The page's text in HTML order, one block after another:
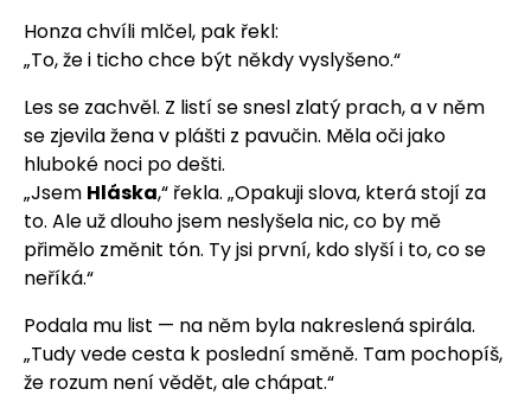
Honza chvíli mlčel, pak řekl:
„To, že i ticho chce být někdy vyslyšeno.“
Les se zachvěl. Z listí se snesl zlatý prach, a v něm
se zjevila žena v plášti z pavučin. Měla oči jako
hluboké noci po dešti.
„Jsem Hláska,“ řekla. „Opakuji slova, která stojí za
to. Ale už dlouho jsem neslyšela nic, co by mě
přimělo změnit tón. Ty jsi první, kdo slyší i to, co se
neříká.“
Podala mu list — na něm byla nakreslená spirála.
„Tudy vede cesta k poslední směně. Tam pochopíš,
že rozum není vědět, ale chápat.“